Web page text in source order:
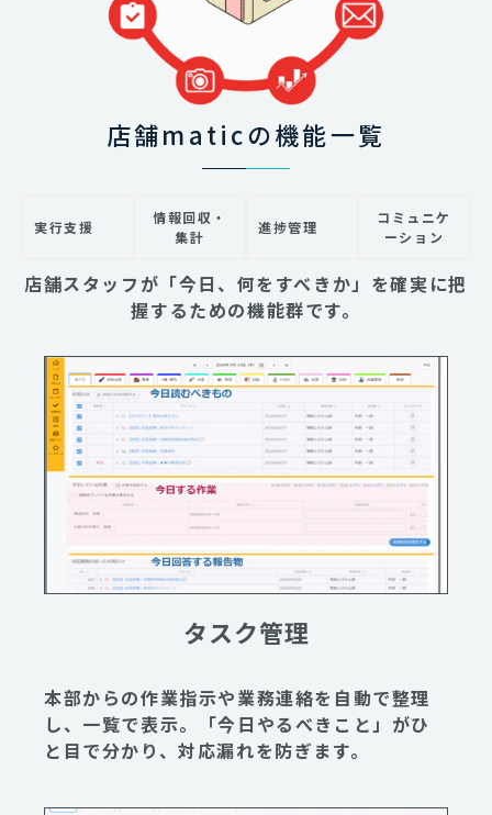
店舗maticの機能一覧
実行支援
情報回収・
集計
進捗管理
コミュニケ
ーション
店舗スタッフが「今日、何をすべきか」を確実に把
握するための機能群です。
タスク管理
本部からの作業指示や業務連絡を自動で整理
し、一覧で表示。「今日やるべきこと」がひ
と目で分かり、対応漏れを防ぎます。